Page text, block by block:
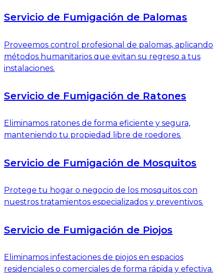
Servicio de Fumigación de Palomas
Proveemos control profesional de palomas, aplicando
métodos humanitarios que evitan su regreso a tus
instalaciones.
Servicio de Fumigación de Ratones
Eliminamos ratones de forma eficiente y segura,
manteniendo tu propiedad libre de roedores.
Servicio de Fumigación de Mosquitos
Protege tu hogar o negocio de los mosquitos con
nuestros tratamientos especializados y preventivos.
Servicio de Fumigación de Piojos
Eliminamos infestaciones de piojos en espacios
residenciales o comerciales de forma rápida y efectiva.